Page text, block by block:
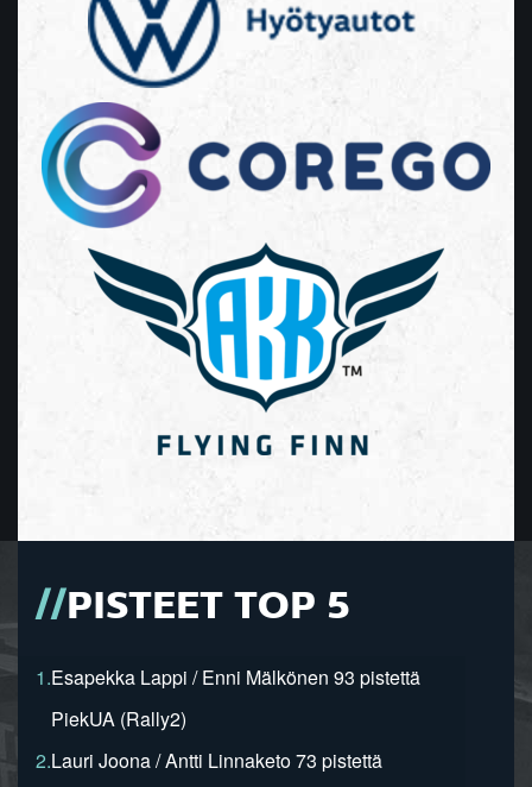
PISTEET TOP 5
1.Esapekka Lappi / Enni Mälkönen 93 pistettä
PiekUA (Rally2)
2.Lauri Joona / Antti Linnaketo 73 pistettä